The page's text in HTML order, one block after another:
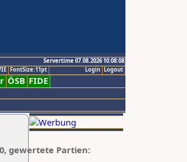
Servertime 07.08.2026 10:08:08
Logout
Login
FontSize:11pt
ÖSB FIDE
gewertete Partien: